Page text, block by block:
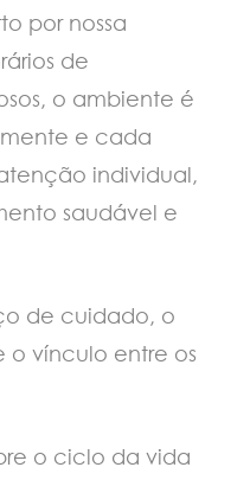
por nossa
de
o ambiente é
e cada
individual,
saudável e
de cuidado, o
o vínculo entre os
o ciclo da vida